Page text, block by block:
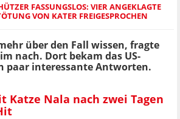
FASSUNGSLOS: VIER ANGEKLAGTE
VON KATER FREIGESPROCHEN
über den Fall wissen, fragte
nach. Dort bekam das US-
paar interessante Antworten.
Katze Nala nach zwei Tagen